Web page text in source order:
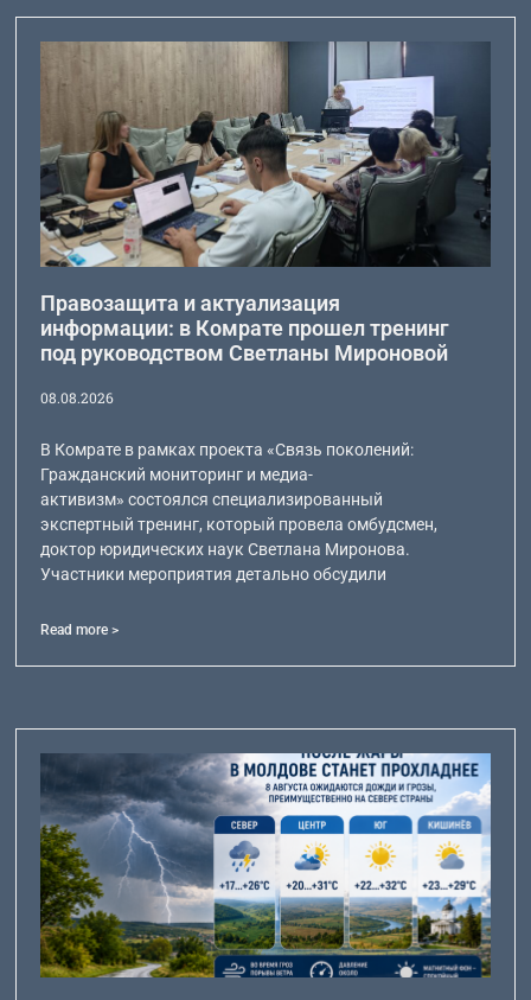
Правозащита и актуализация
информации: в Комрате прошел тренинг
под руководством Светланы Мироновой
08.08.2026
В Комрате в рамках проекта «Связь поколений:
Гражданский мониторинг и медиа-
активизм» состоялся специализированный
экспертный тренинг, который провела омбудсмен,
доктор юридических наук Светлана Миронова.
Участники мероприятия детально обсудили
Read more >